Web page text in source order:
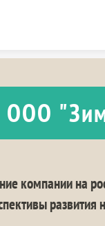
ООО
компании на